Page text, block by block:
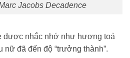
Jacobs Decadence
được nhắc nhớ như hương toả
nữ đã đến độ “trưởng thành”.